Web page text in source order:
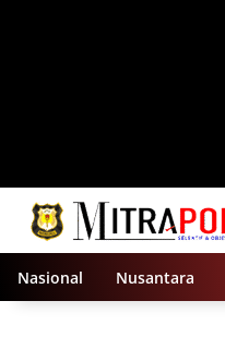
Nasional Nusantara